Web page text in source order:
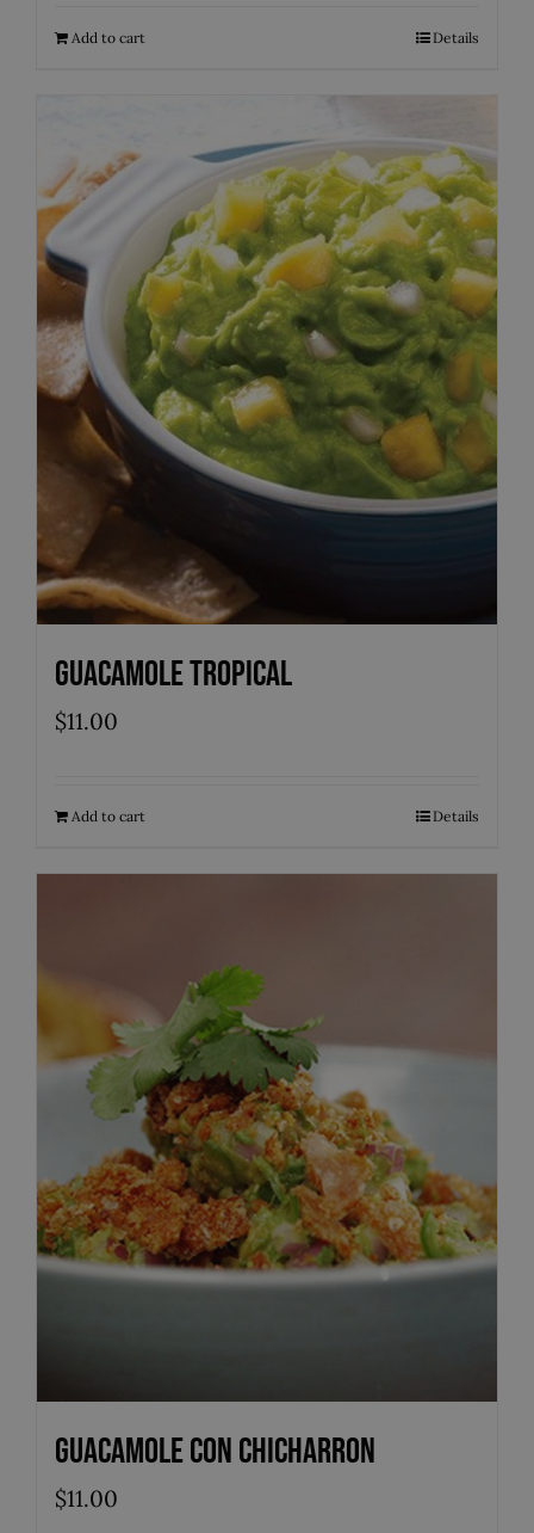
Add to cart Details
Guacamole Tropical
$11.00
Add to cart Details
Guacamole con Chicharron
$11.00